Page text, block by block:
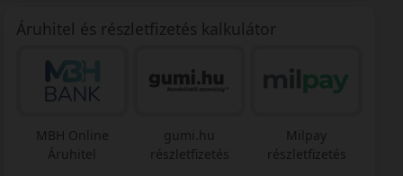
Áruhitel és részletfizetés kalkulátor
MBH Online
Áruhitel
gumi.hu
részletfizetés
Milpay
részletfizetés